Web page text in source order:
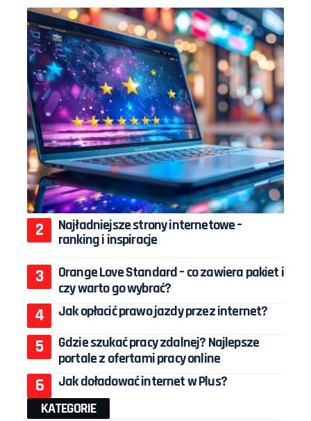
Najładniejsze strony internetowe –
ranking i inspiracje
Orange Love Standard – co zawiera pakiet i
czy warto go wybrać?
Jak opłacić prawo jazdy przez internet?
Gdzie szukać pracy zdalnej? Najlepsze
portale z ofertami pracy online
Jak doładować internet w Plus?
KATEGORIE